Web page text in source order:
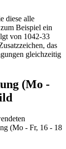
diese alle
Beispiel ein
von 1042-33
das
gleichzeitig
(Mo -
(Mo - Fr, 16 - 18